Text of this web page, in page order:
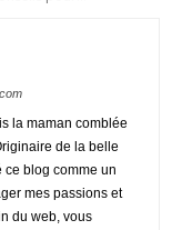
la maman comblée
de la belle
blog comme un
mes passions et
du web, vous